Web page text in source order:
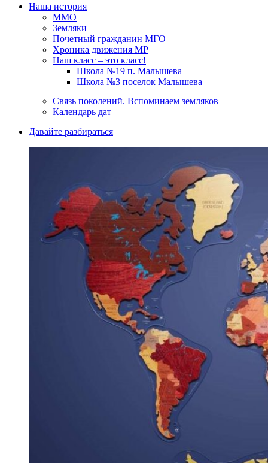
Наша история
ММО
Земляки
Почетный гражданин МГО
Хроника движения МР
Наш класс – это класс!
Школа №19 п. Малышева
Школа №3 поселок Малышева
Связь поколений. Вспоминаем земляков
Календарь дат
Давайте разбираться